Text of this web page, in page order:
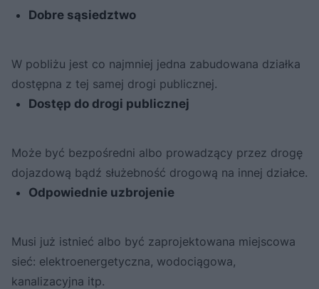
Dobre sąsiedztwo
W pobliżu jest co najmniej jedna zabudowana działka
dostępna z tej samej drogi publicznej.
Dostęp do drogi publicznej
Może być bezpośredni albo prowadzący przez drogę
dojazdową bądź służebność drogową na innej działce.
Odpowiednie uzbrojenie
Musi już istnieć albo być zaprojektowana miejscowa
sieć: elektroenergetyczna, wodociągowa,
kanalizacyjna itp.